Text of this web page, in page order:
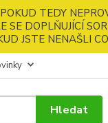
TEDY
DOPLŇUJÍCÍ
JSTE NENAŠLI
Hledat